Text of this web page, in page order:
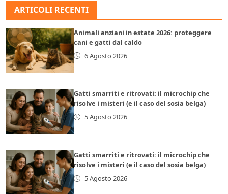
ARTICOLI RECENTI
Animali anziani in estate 2026: proteggere
cani e gatti dal caldo
6 Agosto 2026
Gatti smarriti e ritrovati: il microchip che
risolve i misteri (e il caso del sosia belga)
5 Agosto 2026
Gatti smarriti e ritrovati: il microchip che
risolve i misteri (e il caso del sosia belga)
5 Agosto 2026